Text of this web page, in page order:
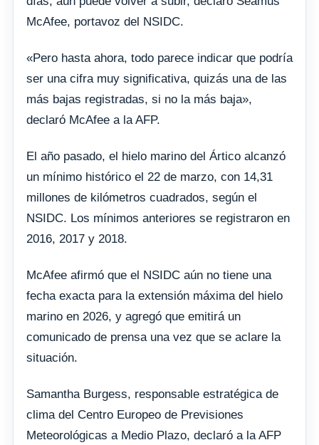
McAfee, portavoz del NSIDC.
«Pero hasta ahora, todo parece indicar que podría
ser una cifra muy significativa, quizás una de las
más bajas registradas, si no la más baja»,
declaró McAfee a la AFP.
El año pasado, el hielo marino del Ártico alcanzó
un mínimo histórico el 22 de marzo, con 14,31
millones de kilómetros cuadrados, según el
NSIDC. Los mínimos anteriores se registraron en
2016, 2017 y 2018.
McAfee afirmó que el NSIDC aún no tiene una
fecha exacta para la extensión máxima del hielo
marino en 2026, y agregó que emitirá un
comunicado de prensa una vez que se aclare la
situación.
Samantha Burgess, responsable estratégica de
clima del Centro Europeo de Previsiones
Meteorológicas a Medio Plazo, declaró a la AFP